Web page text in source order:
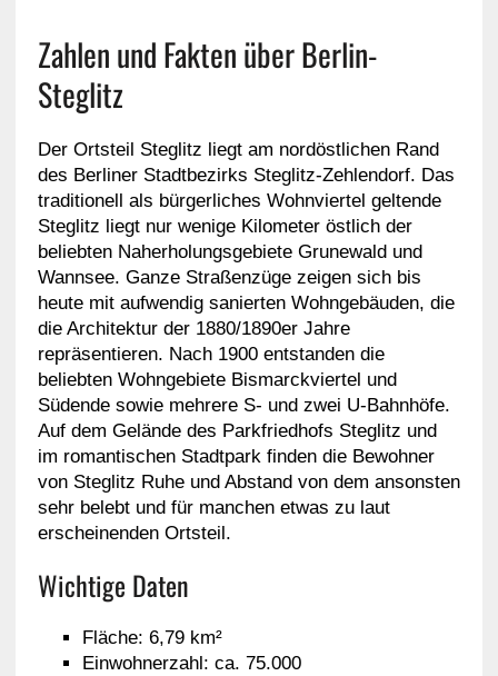
Zahlen und Fakten über Berlin-
Steglitz
Der Ortsteil Steglitz liegt am nordöstlichen Rand
des Berliner Stadtbezirks Steglitz-Zehlendorf. Das
traditionell als bürgerliches Wohnviertel geltende
Steglitz liegt nur wenige Kilometer östlich der
beliebten Naherholungsgebiete Grunewald und
Wannsee. Ganze Straßenzüge zeigen sich bis
heute mit aufwendig sanierten Wohngebäuden, die
die Architektur der 1880/1890er Jahre
repräsentieren. Nach 1900 entstanden die
beliebten Wohngebiete Bismarckviertel und
Südende sowie mehrere S- und zwei U-Bahnhöfe.
Auf dem Gelände des Parkfriedhofs Steglitz und
im romantischen Stadtpark finden die Bewohner
von Steglitz Ruhe und Abstand von dem ansonsten
sehr belebt und für manchen etwas zu laut
erscheinenden Ortsteil.
Wichtige Daten
Fläche: 6,79 km²
Einwohnerzahl: ca. 75.000